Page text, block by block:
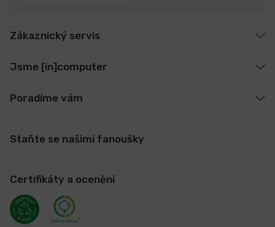
Zákaznický servis
Jsme [in]computer
Poradíme vám
Staňte se našimi fanoušky
Certifikáty a ocenění